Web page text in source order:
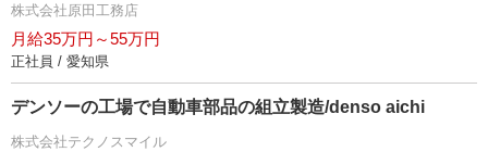
株式会社原田工務店
月給35万円～55万円
正社員 / 愛知県
デンソーの工場で自動車部品の組立製造/denso aichi
株式会社テクノスマイル